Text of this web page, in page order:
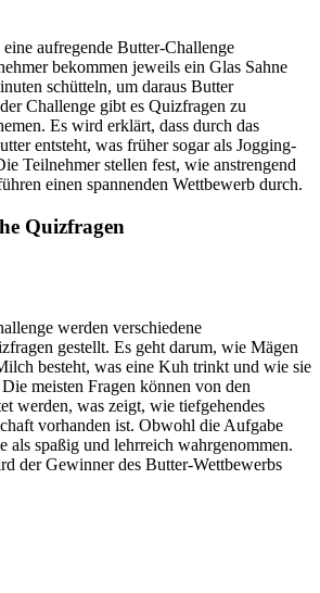
aufregende Butter-Challenge
bekommen jeweils ein Glas Sahne
schütteln, um daraus Butter
Challenge gibt es Quizfragen zu
Es wird erklärt, dass durch das
entsteht, was früher sogar als Jogging-
Teilnehmer stellen fest, wie anstrengend
einen spannenden Wettbewerb durch.
Quizfragen
werden verschiedene
gestellt. Es geht darum, wie Mägen
besteht, was eine Kuh trinkt und wie sie
meisten Fragen können von den
werden, was zeigt, wie tiefgehendes
vorhanden ist. Obwohl die Aufgabe
als spaßig und lehrreich wahrgenommen.
der Gewinner des Butter-Wettbewerbs